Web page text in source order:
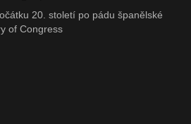
20. století po pádu španělské
of Congress